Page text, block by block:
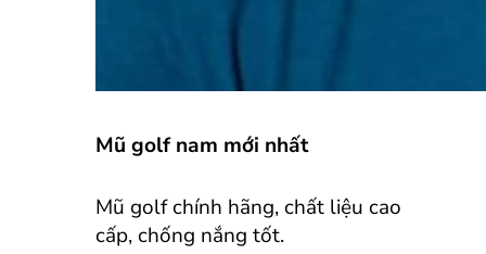
Mũ golf nam mới nhất
Mũ golf chính hãng, chất liệu cao
cấp, chống nắng tốt.